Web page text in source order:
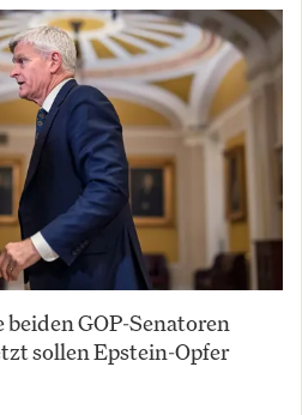
beiden GOP-Senatoren
sollen Epstein-Opfer